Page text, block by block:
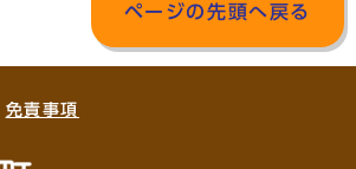
ページの先頭へ戻る
免責事項